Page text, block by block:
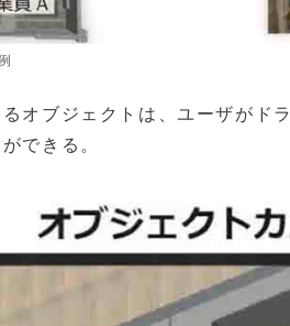
オブジェクトは、ユーザがド
できる。